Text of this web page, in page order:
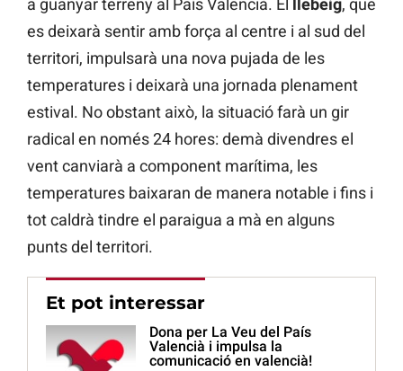
a guanyar terreny al País Valencià. El llebeig, que
es deixarà sentir amb força al centre i al sud del
territori, impulsarà una nova pujada de les
temperatures i deixarà una jornada plenament
estival. No obstant això, la situació farà un gir
radical en només 24 hores: demà divendres el
vent canviarà a component marítima, les
temperatures baixaran de manera notable i fins i
tot caldrà tindre el paraigua a mà en alguns
punts del territori.
Et pot interessar
Dona per La Veu del País
Valencià i impulsa la
comunicació en valencià!